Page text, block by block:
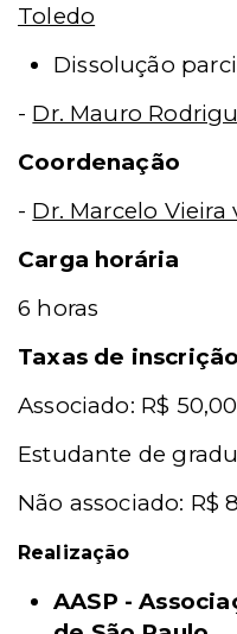
Toledo
Dissolução
- Dr. Mauro
Coordenação
- Dr. Marcelo
Carga horária
6 horas
Taxas de inscrição
Associado: R$ 50,00
Estudante de
Não associado: R$
Realização
AASP -